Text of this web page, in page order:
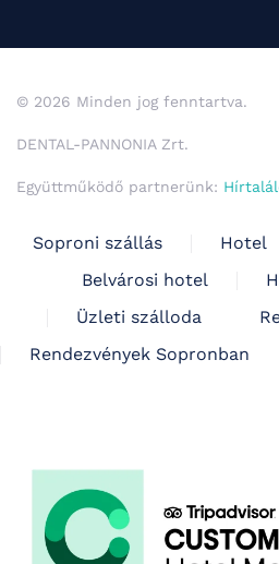
© 2026 Minden jog fenntartva.
DENTAL-PANNONIA Zrt.
Együttműködő partnerünk:
Soproni szállás Hotel
Belvárosi hotel
Üzleti szálloda
Rendezvények Sopronban